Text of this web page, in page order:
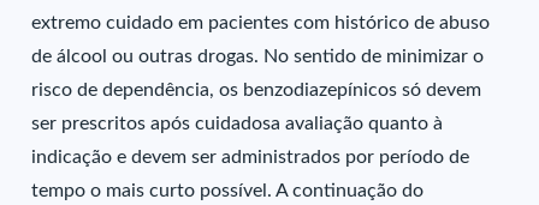
extremo cuidado em pacientes com histórico de abuso
de álcool ou outras drogas. No sentido de minimizar o
risco de dependência, os benzodiazepínicos só devem
ser prescritos após cuidadosa avaliação quanto à
indicação e devem ser administrados por período de
tempo o mais curto possível. A continuação do